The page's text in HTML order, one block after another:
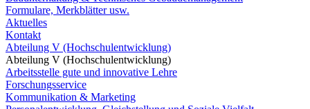
Formulare, Merkblätter usw.
Aktuelles
Kontakt
Abteilung V (Hochschulentwicklung)
Abteilung V (Hochschulentwicklung)
Arbeitsstelle gute und innovative Lehre
Forschungsservice
Kommunikation & Marketing